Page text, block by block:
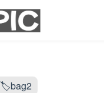
🏷️bag2